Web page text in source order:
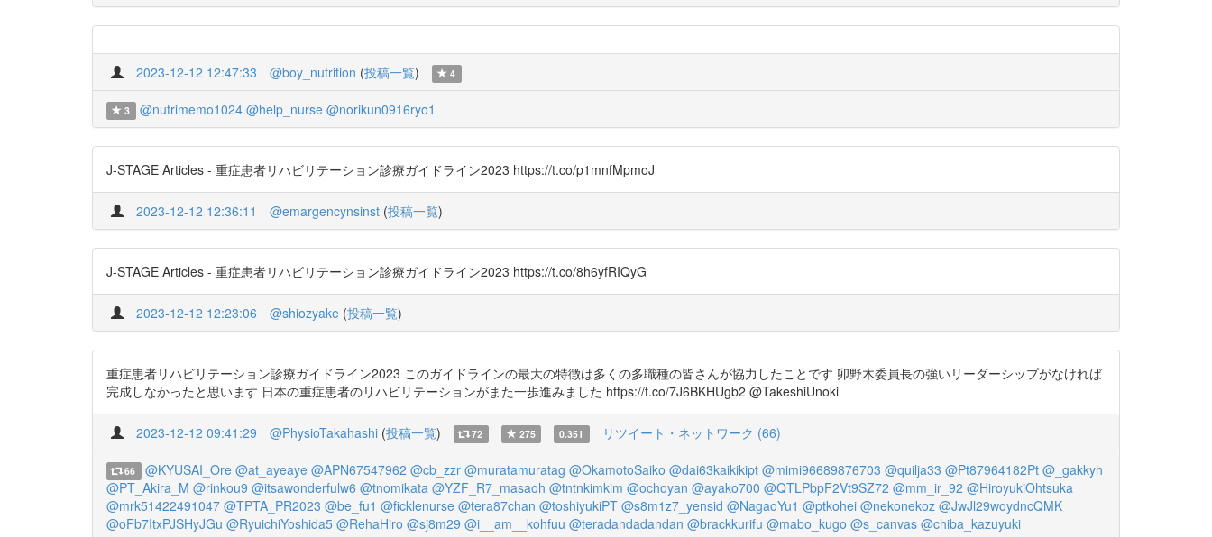
2023-12-12 12:47:33 @boy_nutrition (投稿一覧) 4
3 @nutrimemo1024 @help_nurse @norikun0916ryo1
J-STAGE Articles - 重症患者リハビリテーション診療ガイドライン2023 https://t.co/p1mnfMpmoJ
2023-12-12 12:36:11 @emargencynsinst (投稿一覧)
J-STAGE Articles - 重症患者リハビリテーション診療ガイドライン2023 https://t.co/8h6yfRIQyG
2023-12-12 12:23:06 @shiozyake (投稿一覧)
重症患者リハビリテーション診療ガイドライン2023 このガイドラインの最大の特徴は多くの多職種の皆さんが協力したことです 卯野木委員長の強いリーダーシップがなければ
完成しなかったと思います 日本の重症患者のリハビリテーションがまた一歩進みました https://t.co/7J6BKHUgb2 @TakeshiUnoki
2023-12-12 09:41:29 @PhysioTakahashi (投稿一覧) 72 275 0.351 リツイート・ネットワーク (66)
66 @KYUSAI_Ore @at_ayeaye @APN67547962 @cb_zzr @muratamuratag @OkamotoSaiko @dai63kaikikipt @mimi96689876703 @quilja33 @Pt87964182Pt @_gakkyh
@PT_Akira_M @rinkou9 @itsawonderfulw6 @tnomikata @YZF_R7_masaoh @tntnkimkim @ochoyan @ayako700 @QTLPbpF2Vt9SZ72 @mm_ir_92 @HiroyukiOhtsuka
@mrk51422491047 @TPTA_PR2023 @be_fu1 @ficklenurse @tera87chan @toshiyukiPT @s8m1z7_yensid @NagaoYu1 @ptkohei @nekonekoz @JwJl29woydncQMK
@oFb7ItxPJSHyJGu @RyuichiYoshida5 @RehaHiro @sj8m29 @i__am__kohfuu @teradandadandan @brackkurifu @mabo_kugo @s_canvas @chiba_kazuyuki